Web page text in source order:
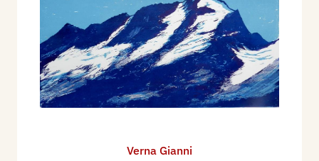
Verna Gianni